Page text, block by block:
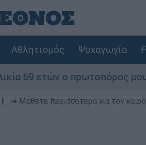
Αθλητισμός Ψυχαγωγία
ο πρωτοπόρος μουσικός
➔ Μάθετε περισσότερα για τον